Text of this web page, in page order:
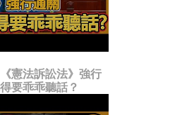
憲法訴訟法》強行
要乖乖聽話？